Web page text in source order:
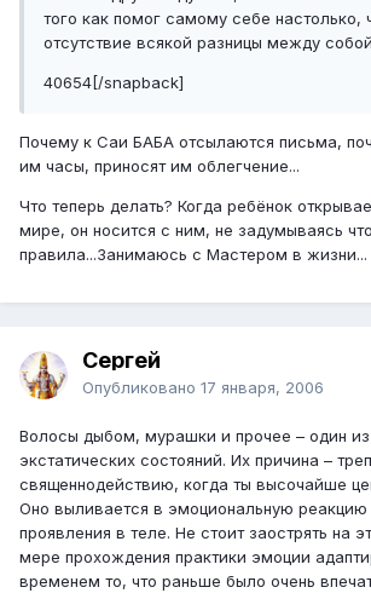
того как помог самому себе настолько,
отсутствие всякой разницы между
40654[/snapback]
Почему к Саи БАБА отсылаются письма,
им часы, приносят им облегчение...
Что теперь делать? Когда ребёнок
мире, он носится с ним, не задумываясь
правила...Занимаюсь с Мастером в жизни...
Сергей
Опубликовано 17 января, 2006
Волосы дыбом, мурашки и прочее – один
экстатических состояний. Их причина –
священнодействию, когда ты высочайше
Оно выливается в эмоциональную реакцию
проявления в теле. Не стоит заострять на
мере прохождения практики эмоции
временем то, что раньше было очень